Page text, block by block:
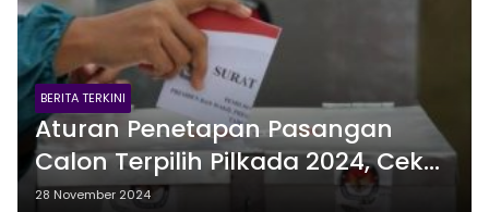
BERITA TERKINI
Aturan Penetapan Pasangan
Calon Terpilih Pilkada 2024, Cek
Infonya!
28 November 2024